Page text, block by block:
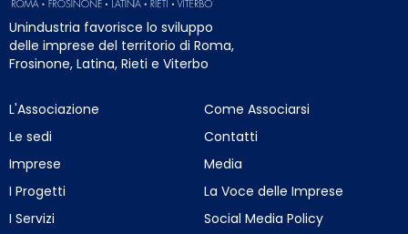
Unindustria favorisce lo sviluppo
delle imprese del territorio di Roma,
Frosinone, Latina, Rieti e Viterbo
L'Associazione
Le sedi
Imprese
I Progetti
I Servizi
Come Associarsi
Contatti
Media
La Voce delle Imprese
Social Media Policy